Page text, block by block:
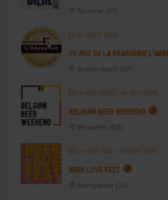
Saverne (67)
30 AOÛT 2026
20 ANS DE LA BRASSERIE
Breitenbach (67)
04 SEP 2026- 06 SEP 2026
BELGIAN BEER WEEKEND
Bruxelles (BE)
04 SEP 2026- 12 SEP 2026
BEER LOVE FEST
Montpellier (34)